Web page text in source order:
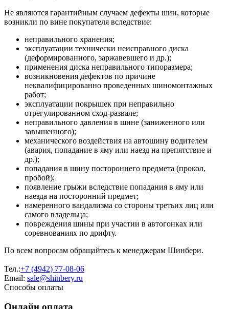
Не являются гарантийным случаем дефекты шин, которые
возникли по вине покупателя вследствие:
неправильного хранения;
эксплуатации технически неисправного диска
(деформированного, заржавевшего и др.);
применения диска неправильного типоразмера;
возникновения дефектов по причине
неквалифицированно проведенных шиномонтажных
работ;
эксплуатации покрышек при неправильно
отрегулированном сход-развале;
неправильного давления в шине (заниженного или
завышенного);
механического воздействия на автошину водителем
(авария, попадание в яму или наезд на препятствие и
др.);
попадания в шину постороннего предмета (прокол,
пробой);
появление грыжи вследствие попадания в яму или
наезда на посторонний предмет;
намеренного вандализма со стороны третьих лиц или
самого владельца;
повреждения шины при участии в автогонках или
соревнованиях по дрифту.
По всем вопросам обращайтесь к менеджерам Шинбери.
Тел.:+7 (4942) 77-08-06
Email: sale@shinbery.ru
Способы оплаты
Онлайн оплата